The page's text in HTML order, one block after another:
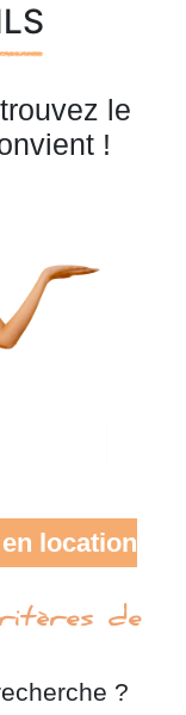
le
!
location
de
?